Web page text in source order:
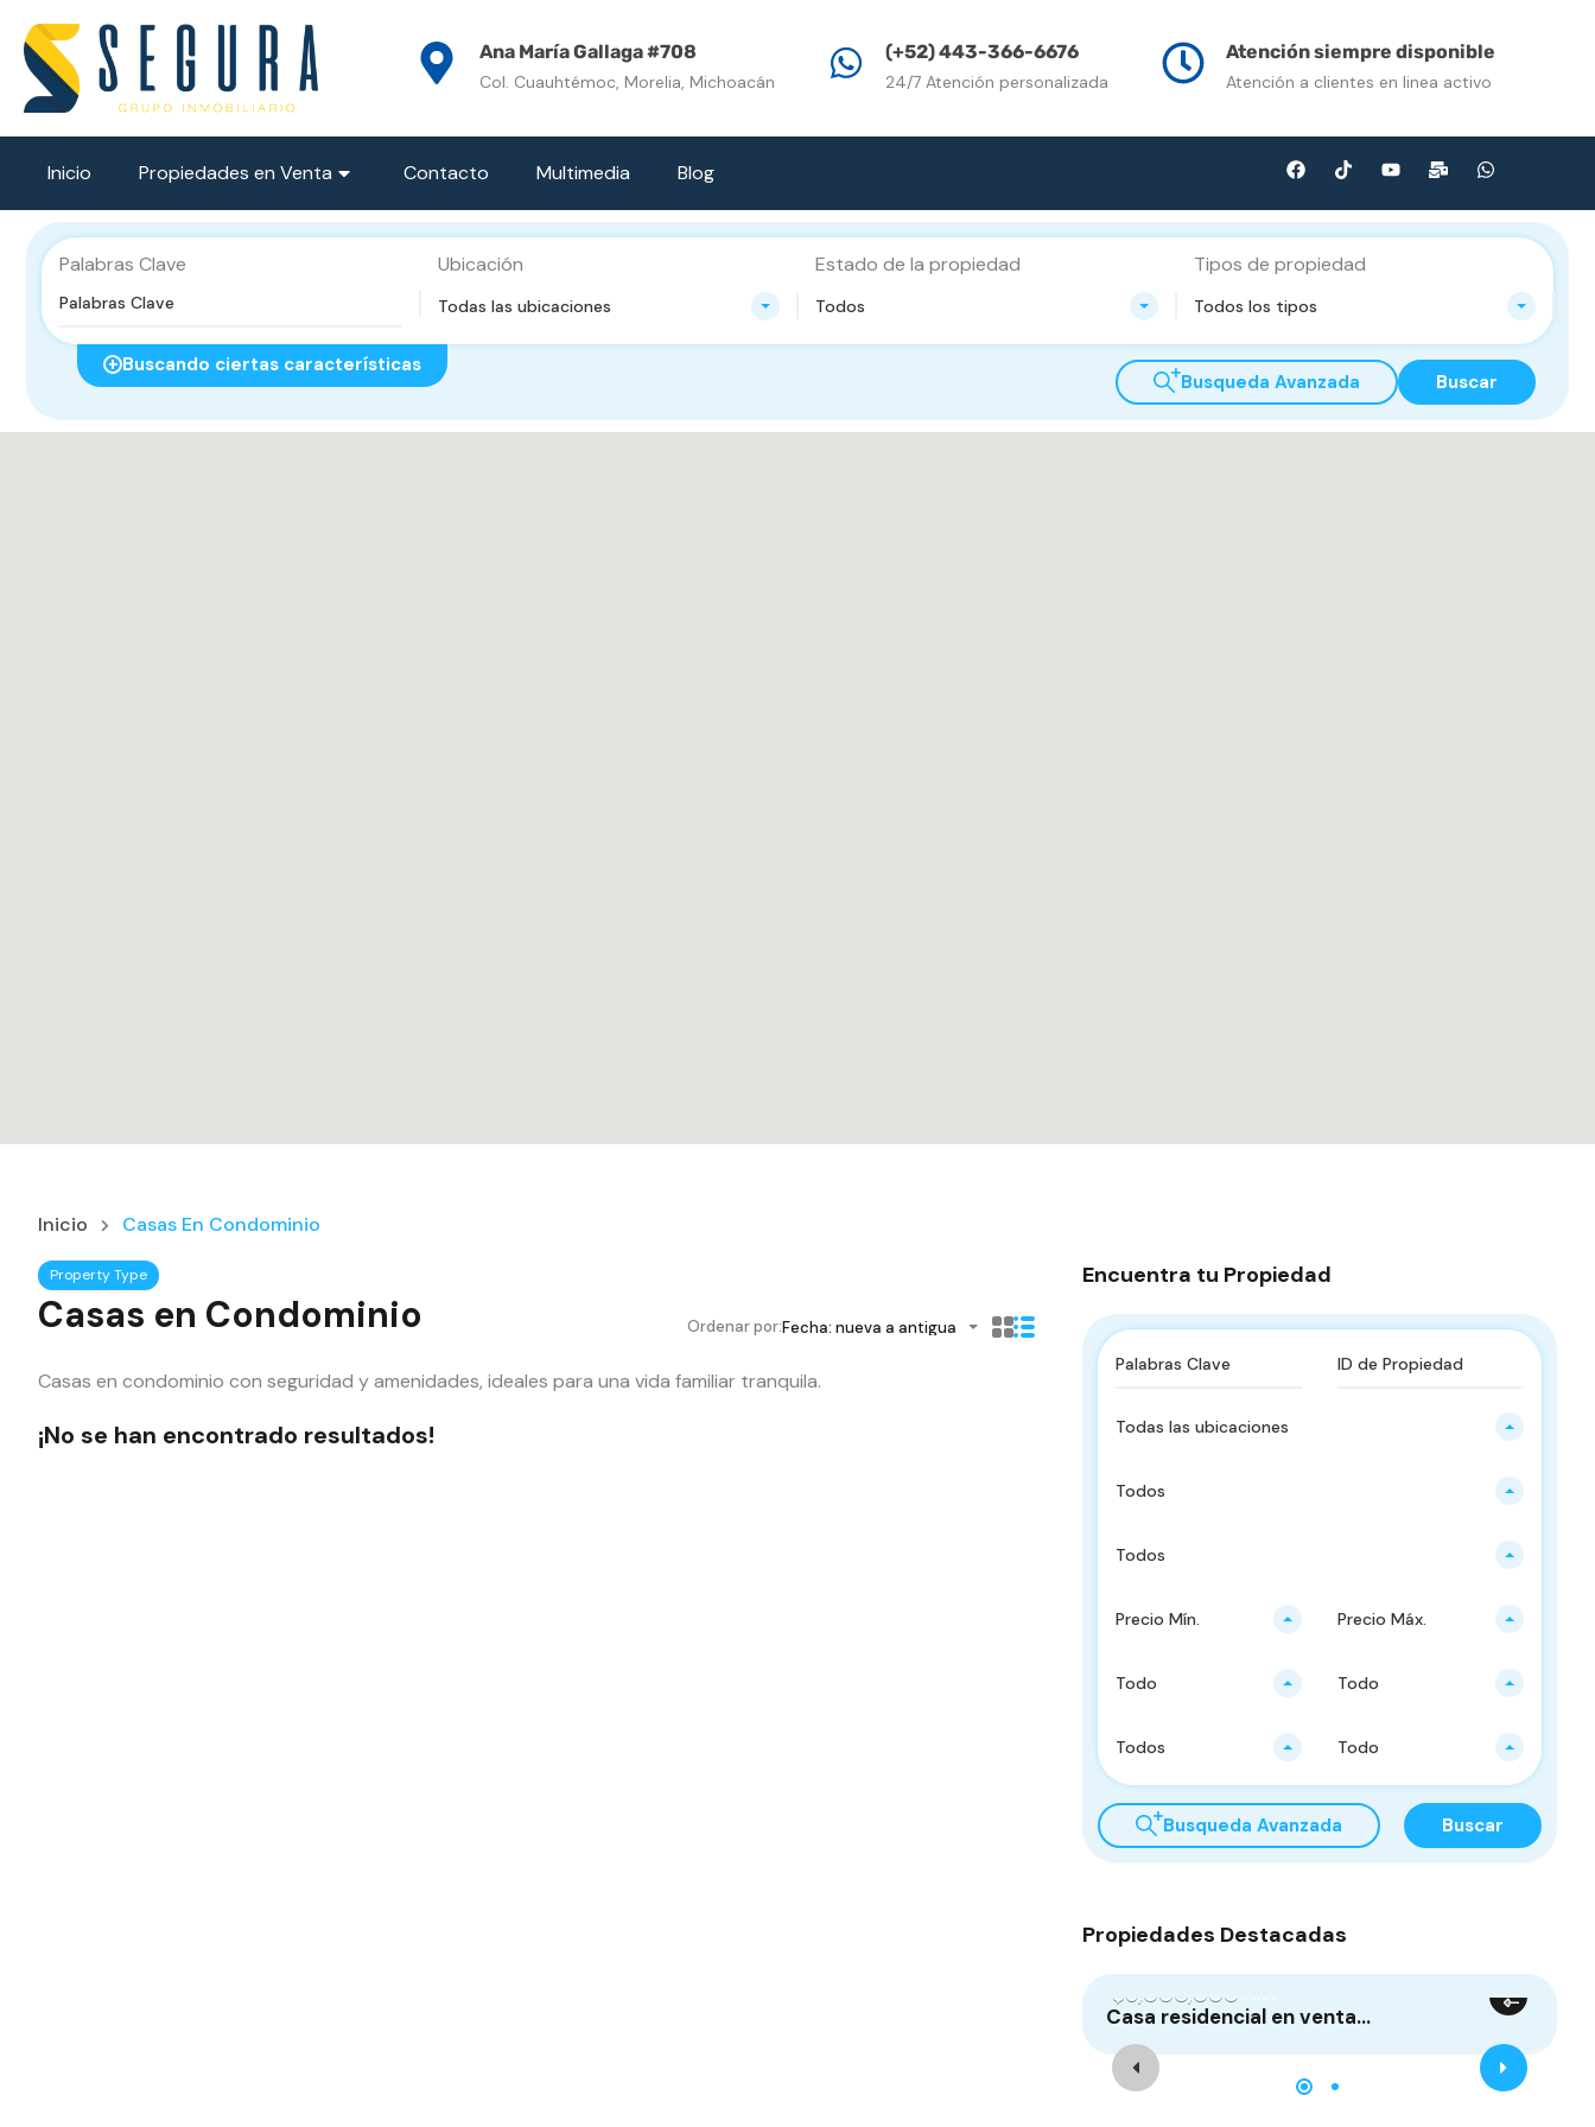
Propiedades en Venta Contacto Multimedia
Ana María Gallaga #708
Col. Cuauhtémoc, Morelia, Michoacán
(+52) 443-366-6676
24/7 Atención personalizada
Atención siempre disponible
Atención a clientes en linea activo
Inicio Propiedades en Venta Contacto Multimedia Blog
Palabras Clave Ubicación
Todas las ubicaciones
Estado de la propiedad
Todos
Tipos de propiedad
Todos los tipos
Buscando ciertas características
Busqueda Avanzada Buscar
Inicio Casas En Condominio
Property Type
Casas en Condominio Ordenar por:Fecha: nueva a antigua
Casas en condominio con seguridad y amenidades, ideales para una vida familiar tranquila.
¡No se han encontrado resultados!
Encuentra tu Propiedad
Todas las ubicaciones
Todos
Todos
Precio Mín. Precio Máx.
Todo Todo
Todos Todo
Busqueda Avanzada Buscar
Propiedades Destacadas
Casa residencial en venta…
Vendidas
$6,000,000 MXN